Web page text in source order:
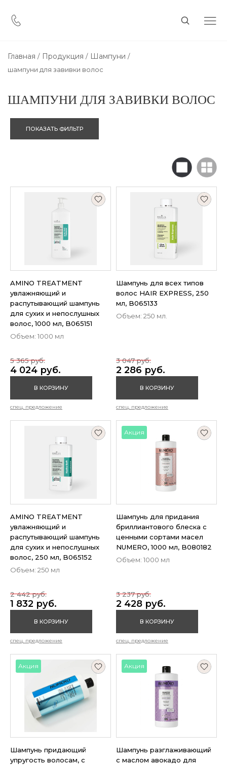
Главная Продукция Шампуни
шампуни для завивки волос
ШАМПУНИ ДЛЯ ЗАВИВКИ ВОЛОС
ПОКАЗАТЬ ФИЛЬТР
AMINO TREATMENT
увлажняющий и
распутывающий шампунь
для сухих и непослушных
волос, 1000 мл, B065151
Объем: 1000 мл
4 024 руб.
5 365 руб.
В КОРЗИНУ
спец. предложение
Шампунь для всех типов
волос HAIR EXPRESS, 250
мл, B065133
Объем: 250 мл.
2 286 руб.
3 047 руб.
В КОРЗИНУ
спец. предложение
AMINO TREATMENT
увлажняющий и
распутывающий шампунь
для сухих и непослушных
волос, 250 мл, B065152
Объем: 250 мл
1 832 руб.
2 442 руб.
В КОРЗИНУ
спец. предложение
Акция
Шампунь для придания
бриллиантового блеска с
ценными сортами масел
NUMERO, 1000 мл, B080182
Объем: 1000 мл
2 428 руб.
3 237 руб.
В КОРЗИНУ
спец. предложение
Акция
Шампунь придающий
упругость волосам, с
Акция
Шампунь разглаживающий
с маслом авокадо для